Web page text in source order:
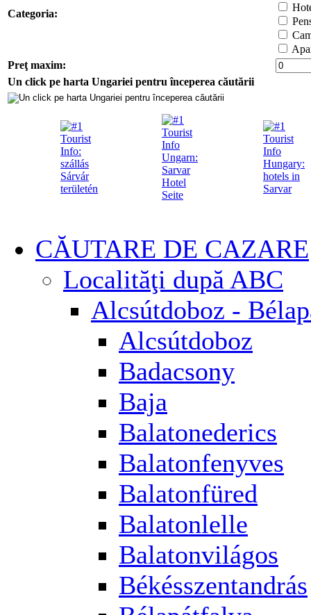
Categoria:
Preţ maxim:
Un click pe harta Ungariei pentru începerea căutării
CĂUTARE DE CAZARE
Localităţi după ABC
Alcsútdoboz -
Alcsútdoboz
Badacsony
Baja
Balatonederics
Balatonfenyves
Balatonfüred
Balatonlelle
Balatonvilágos
Békésszentandrás